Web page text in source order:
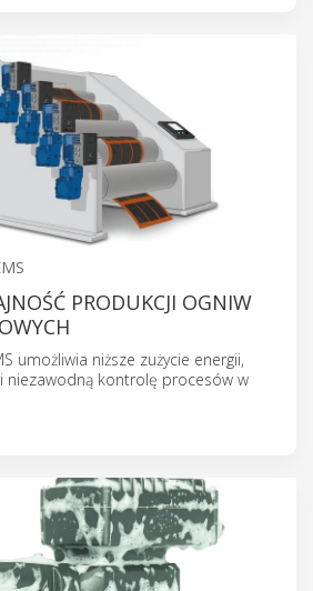
PRODUKCJI OGNIW
umożliwia niższe zużycie energii,
niezawodną kontrolę procesów w